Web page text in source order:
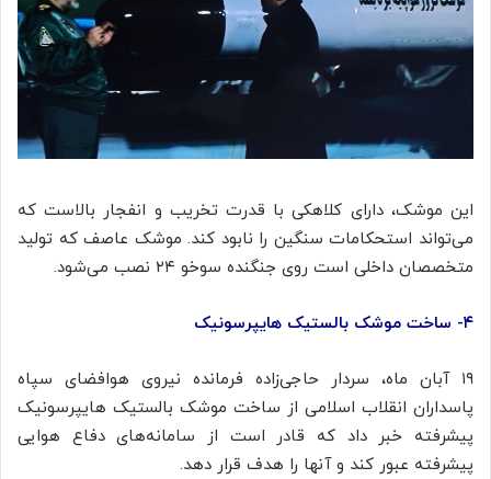
این موشک، دارای کلاهکی با قدرت تخریب و انفجار بالاست که
می‌تواند استحکامات سنگین را نابود کند. موشک عاصفکه تولید
متخصصان داخلی است روی جنگنده سوخو
۴- ساخت موشک بالستیک هایپرسونیک
۱۹ آبان ماه، سردار حاجی‌زاده فرمانده نیروی هوافضای سپاه
پاسداران انقلاب اسلامی از ساخت موشک بالستیک هایپرسونیک
پیشرفته خبر داد که قادر است از سامانه‌های دفاع هوایی
پیشرفته عبور کند و آنها را هدف قرار دهد.